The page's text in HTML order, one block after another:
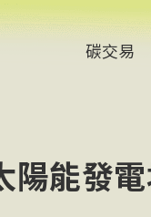
碳交易
能發